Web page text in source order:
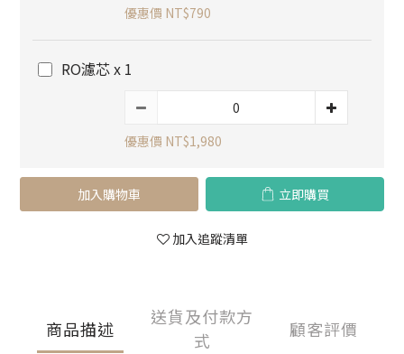
優惠價 NT$790
RO濾芯 x 1
優惠價 NT$1,980
加入購物車 立即購買
加入追蹤清單
商品描述
送貨及付款方
式
顧客評價